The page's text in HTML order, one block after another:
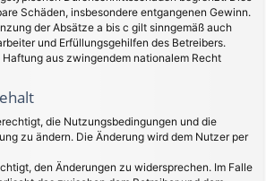
Schäden, insbesondere entgangenen Gewinn.
der Absätze a bis c gilt sinngemäß auch
und Erfüllungsgehilfen des Betreibers.
aus zwingendem nationalem Recht
die Nutzungsbedingungen und die
zu ändern. Die Änderung wird dem Nutzer per
den Änderungen zu widersprechen. Im Falle